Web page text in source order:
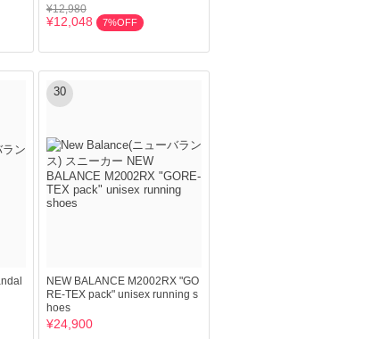
¥12,980
¥12,048 7%OFF
30
NEW BALANCE M2002RX "GO
RE-TEX pack" unisex running s
hoes
¥24,900